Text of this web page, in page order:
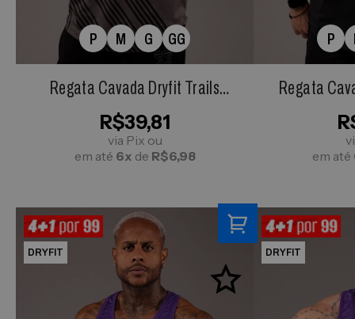
P M G GG
Regata Cavada Dryfit Trails
Cinza Chumbo
R$39,81
via Pix ou
em até 6x de R$6,98
P
Regata
em até
DRYFIT DRYFIT